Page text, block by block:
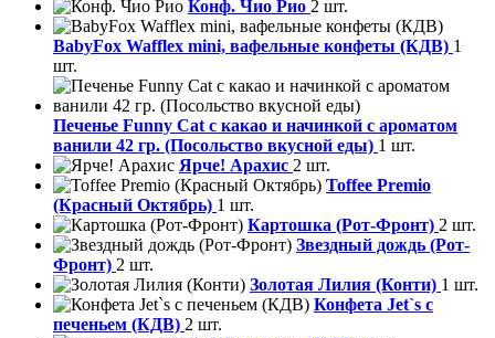
Конф. Чио Рио 2 шт.
BabyFox Wafflex mini, вафельные конфеты (КДВ) 1
шт.
Печенье Funny Сat с какао и начинкой с ароматом
ванили 42 гр. (Посольство вкусной еды) 1 шт.
Ярче! Арахис 2 шт.
Toffee Premio
(Красный Октябрь) 1 шт.
Картошка (Рот-Фронт) 2 шт.
Звездный дождь (Рот-
Фронт) 2 шт.
Золотая Лилия (Конти) 1 шт.
Конфета Jet`s с
печеньем (КДВ) 2 шт.